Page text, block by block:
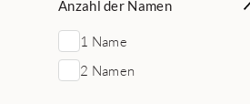
Anzahl der Namen
1 Name
2 Namen